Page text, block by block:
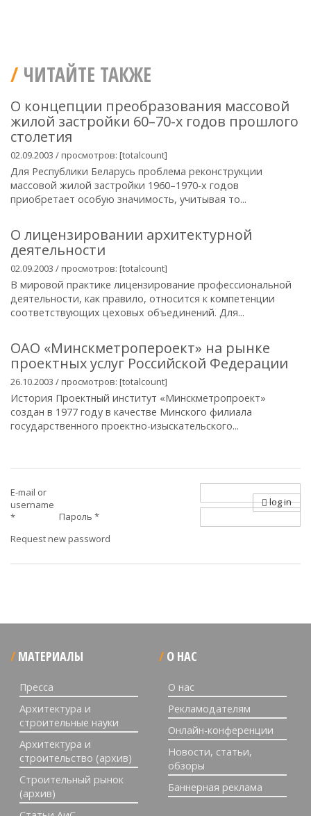
ЧИТАЙТЕ ТАКЖЕ
О концепции преобразования массовой
жилой застройки 60–70-х годов прошлого
столетия
02.09.2003 / просмотров: [totalcount]
Для Республики Беларусь проблема реконструкции
массовой жилой застройки 1960–1970-х годов
приобретает особую значимость, учитывая то...
О лицензировании архитектурной
деятельности
02.09.2003 / просмотров: [totalcount]
В мировой практике лицензирование профессиональной
деятельности, как правило, относится к компетенции
соответствующих цеховых объединений. Для...
ОАО «Минскметропероект» на рынке
проектных услуг Российской Федерации
26.10.2003 / просмотров: [totalcount]
История Проектный институт «Минскметропроект»
создан в 1977 году в качестве Минского филиала
государственного проектно-изыскательского...
E-mail or
username
*
Пароль *
Request new password
log in
МАТЕРИАЛЫ
Пресса
Архитектура и
строительные науки
Архитектура и
строительство (архив)
Строительный рынок
(архив)
О НАС
О нас
Рекламодателям
Онлайн-конференции
Новости, статьи,
обзоры
Баннерная реклама